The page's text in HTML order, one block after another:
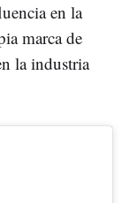
en la
marca de
la industria